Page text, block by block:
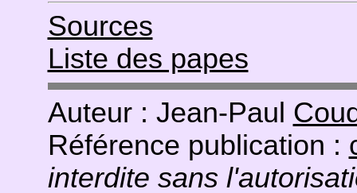
Sources
Liste des papes
Auteur : Jean-Paul
Référence publication :
interdite sans